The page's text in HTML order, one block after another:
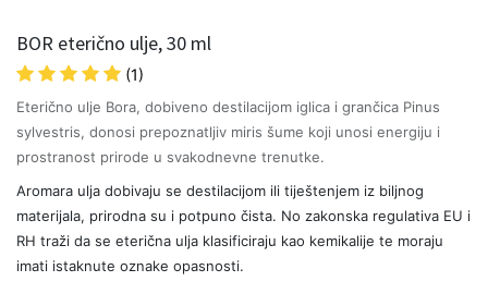
BOR eterično ulje, 30 ml
(1)
Eterično ulje Bora, dobiveno destilacijom iglica i grančica Pinus
sylvestris, donosi prepoznatljiv miris šume koji unosi energiju i
prostranost prirode u svakodnevne trenutke.
Aromara ulja dobivaju se destilacijom ili tiještenjem iz biljnog
materijala, prirodna su i potpuno čista. No zakonska regulativa EU i
RH traži da se eterična ulja klasificiraju kao kemikalije te moraju
imati istaknute oznake opasnosti.